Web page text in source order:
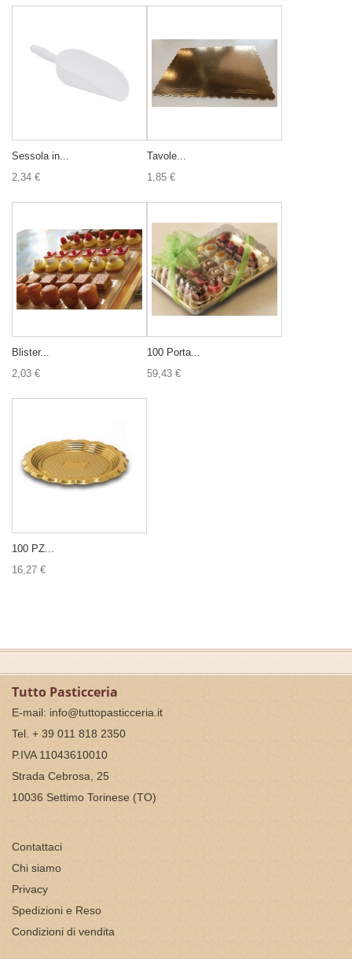
Sessola in...
2,34 €
Tavole...
1,85 €
Blister...
2,03 €
100 Porta...
59,43 €
100 PZ...
16,27 €
Tutto Pasticceria
E-mail: info@tuttopasticceria.it
Tel. + 39 011 818 2350
P.IVA 11043610010
Strada Cebrosa, 25
10036 Settimo Torinese (TO)
Contattaci
Chi siamo
Privacy
Spedizioni e Reso
Condizioni di vendita